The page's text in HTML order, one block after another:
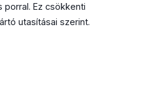
Ez csökkenti
utasításai szerint.